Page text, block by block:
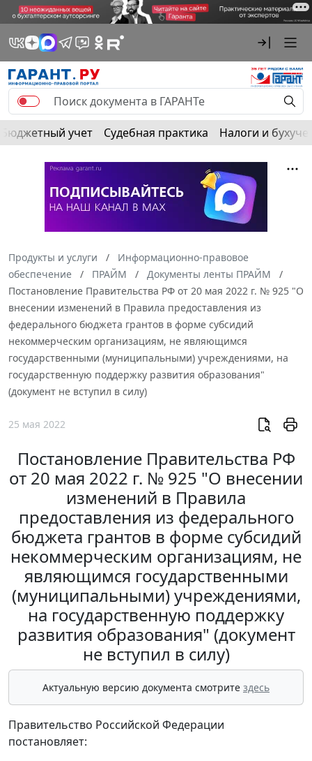
Бюджетный учет Судебная практика Налоги и
Продукты и услуги
Информационно-правовое
обеспечение
ПРАЙМ
Документы ленты ПРАЙМ
Постановление Правительства РФ от 20 мая 2022 г. № 925 "О
внесении изменений в Правила предоставления из
федерального бюджета грантов в форме субсидий
некоммерческим организациям, не являющимся
государственными (муниципальными) учреждениями, на
государственную поддержку развития образования"
(документ не вступил в силу)
25 мая 2022
Постановление Правительства РФ
от 20 мая 2022 г. № 925 "О внесении
изменений в Правила
предоставления из федерального
бюджета грантов в форме субсидий
некоммерческим организациям, не
являющимся государственными
(муниципальными) учреждениями,
на государственную поддержку
развития образования" (документ
не вступил в силу)
Актуальную версию документа смотрите здесь
Правительство Российской Федерации
постановляет: